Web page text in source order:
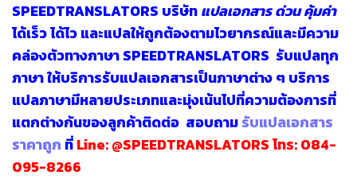
SPEEDTRANSLATORS บริษัทแปลเอกสาร ด่วนคุ้มค่า
ได้เร็ว ได้ไว และแปลให้ถูกต้องตามไวยากรณ์และมีความ
คล่องตัวทางภาษา SPEEDTRANSLATORS รับแปลทุก
ภาษาให้บริการรับแปลเอกสารเป็นภาษาต่าง ๆ บริการ
แปลภาษามีหลายประเภทและมุ่งเน้นไปที่ความต้องการที่
แตกต่างกันของลูกค้าติดต่อ สอบถามรับแปลเอกสาร
ราคาถูก ที่Line:@SPEEDTRANSLATORSโทร:084-
095-8266